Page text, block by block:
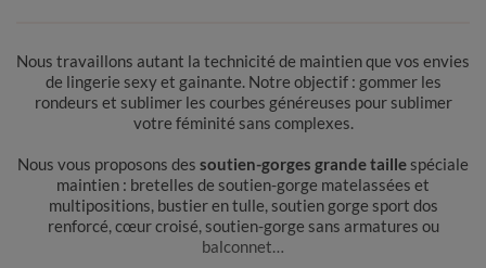
Nous travaillons autant la technicité de maintien que vos envies
de lingerie sexy et gainante. Notre objectif : gommer les
rondeurs et sublimer les courbes généreuses pour sublimer
votre féminité sans complexes.
Nous vous proposons des soutien-gorges grande taillespéciale
maintien : bretelles de soutien-gorge matelassées et
multipositions, bustier en tulle, soutien gorge sport dos
renforcé, cœur croisé, soutien-gorge sans armatures ou
balconnet…